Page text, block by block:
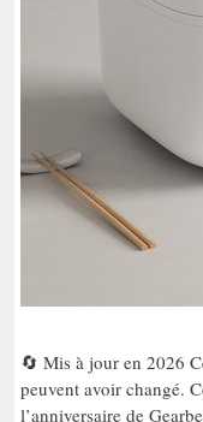
🔄 Mis à jour en 2026
peuvent avoir changé.
l’anniversaire de